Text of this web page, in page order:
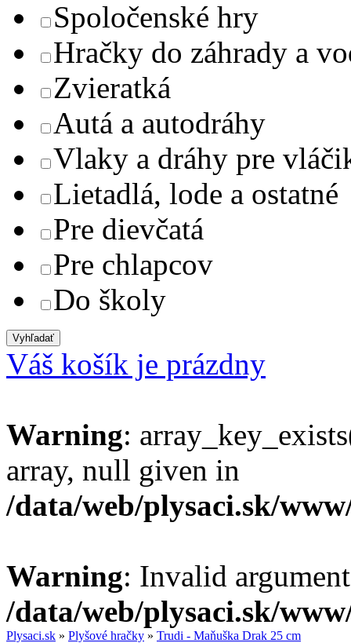
Spoločenské hry
Hračky do záhrady a
Zvieratká
Autá a autodráhy
Vlaky a dráhy pre
Lietadlá, lode a ostatné
Pre dievčatá
Pre chlapcov
Do školy
Váš košík je prázdny
Warning:
array, null given in
/data/web/plysaci.sk/
Warning: Invalid
/data/web/plysaci.sk/
Plysaci.sk » Plyšové hračky » Trudi - Maňuška Drak 25 cm